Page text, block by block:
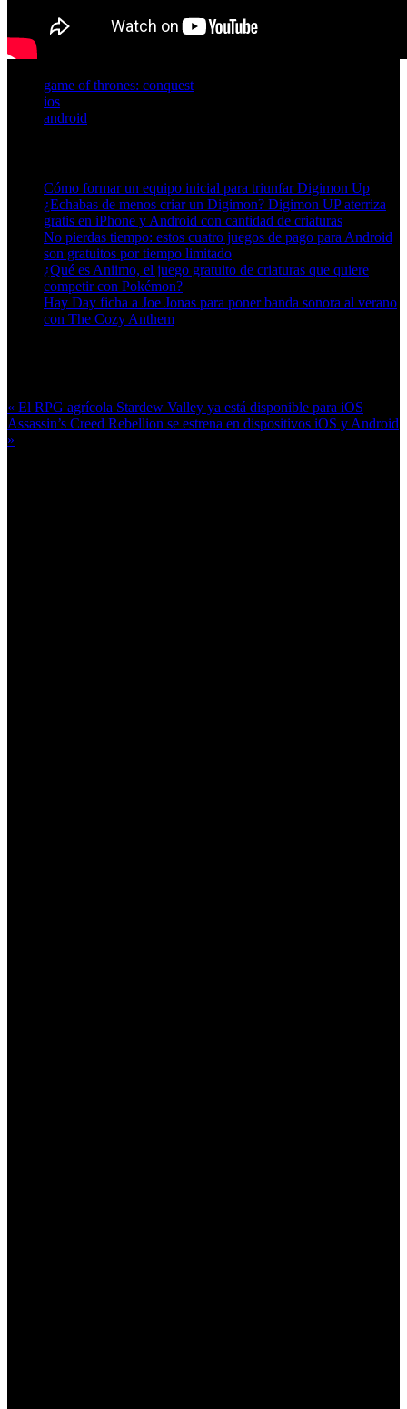
game of thrones: conquest
ios
android
Cómo formar un equipo inicial para triunfar Digimon Up
¿Echabas de menos criar un Digimon? Digimon UP aterriza
gratis en iPhone y Android con cantidad de criaturas
No pierdas tiempo: estos cuatro juegos de pago para Android
son gratuitos por tiempo limitado
¿Qué es Aniimo, el juego gratuito de criaturas que quiere
competir con Pokémon?
Hay Day ficha a Joe Jonas para poner banda sonora al verano
con The Cozy Anthem
« El RPG agrícola Stardew Valley ya está disponible para iOS
Assassin’s Creed Rebellion se estrena en dispositivos iOS y Android
»